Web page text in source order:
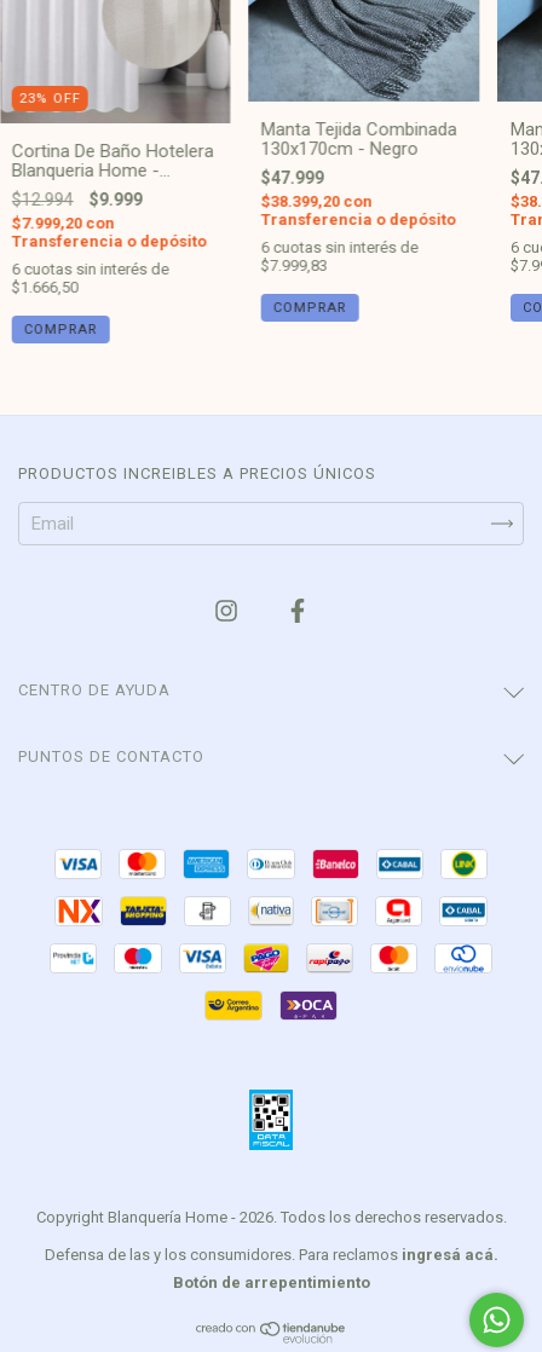
23% OFF
Cortina De Baño Hotelera
Blanqueria Home -
Blanco Rayas
$12.994 $9.999
$7.999,20 con
Transferencia o depósito
6 cuotas sin interés de
$1.666,50
Manta Tejida Combinada
130x170cm - Negro
$47.999
$38.399,20 con
Transferencia o depósito
6 cuotas sin interés de
$7.999,83
6
PRODUCTOS INCREIBLES A PRECIOS ÚNICOS
CENTRO DE AYUDA
PUNTOS DE CONTACTO
Copyright Blanquería Home - 2026. Todos los derechos reservados.
Defensa de las y los consumidores. Para reclamos ingresá acá.
Botón de arrepentimiento